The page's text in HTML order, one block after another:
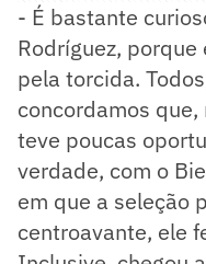
- É bastante
Rodríguez,
pela torcida.
concordamos
teve poucas
verdade, com o
em que a seleção
centroavante, ele